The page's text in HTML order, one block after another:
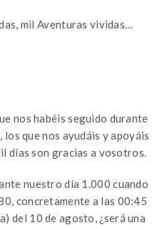
mil Aventuras vividas…
nos habéis seguido durante
que nos ayudáis y apoyáis
días son gracias a vosotros.
nuestro día 1.000 cuando
concretamente a las 00:45
del 10 de agosto, ¿será una